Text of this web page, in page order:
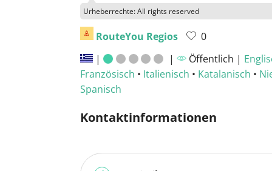
Urheberrechte: All rights reserved
RouteYou Regios
0
|
| Öffentlich |
Französisch • Italienisch • Katalanisch •
Spanisch
Kontaktinformationen